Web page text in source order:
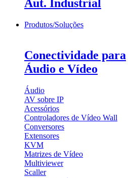
Aut. Industrial
Produtos/Soluções
Conectividade para
Áudio e Vídeo
Áudio
AV sobre IP
Acessórios
Controladores de Vídeo Wall
Conversores
Extensores
KVM
Matrizes de Vídeo
Multiviewer
Scaller